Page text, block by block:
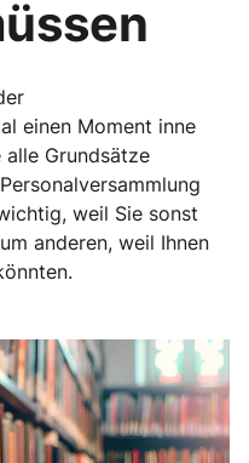
einen Moment inne
alle Grundsätze
weil Sie sonst
anderen, weil Ihnen